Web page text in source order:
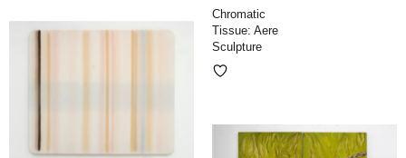
Chromatic
Tissue: Aere
Sculpture